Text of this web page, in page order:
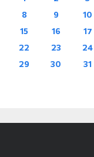
8 9 10
15 16 17
22 23 24
29 30 31